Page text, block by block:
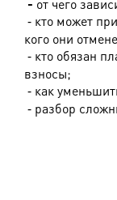
- от чего
⁃ кто может
кого они
⁃ кто обязан
взносы;
⁃ как
⁃ разбор